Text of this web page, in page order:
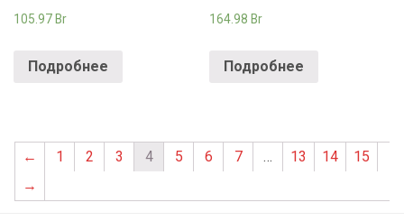
105.97 Br
Подробнее
164.98 Br
Подробнее
← 1 2 3 4 5 6 7 … 13 14
15
→